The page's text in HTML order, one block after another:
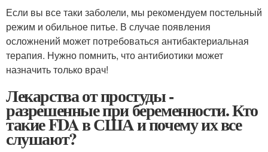
Если вы все таки заболели, мы рекомендуем постельный
режим и обильное питье. В случае появления
осложнений может потребоваться антибактериальная
терапия. Нужно помнить, что антибиотики может
назначить только врач!
Лекарства от простуды -
разрешенные при беременности. Кто
такие FDA в США и почему их все
слушают?